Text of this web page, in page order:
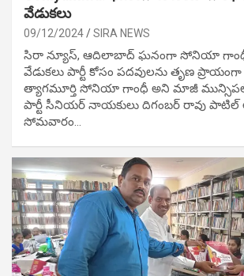
వేడుక‌లు
09/12/2024 SIRA NEWS
సిరా న్యూస్, ఆదిలాబాద్ ఘ‌నంగా సోనియా గాంధీ
వేడుక‌లు పార్టీ కోసం ప‌ద‌వుల‌ను తృణ
త్యాగమూర్తి సోనియా గాంధీ అని మాజీ మున్సిప‌ల్
పార్టీ సీనియ‌ర్ నాయ‌కులు దిగంబ‌ర్ రావు పాటిల్
సోమవారం…